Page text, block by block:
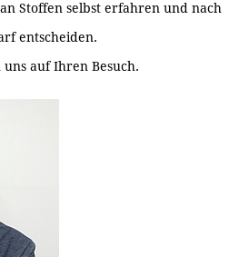
Stoffen selbst erfahren und nach
entscheiden.
auf Ihren Besuch.